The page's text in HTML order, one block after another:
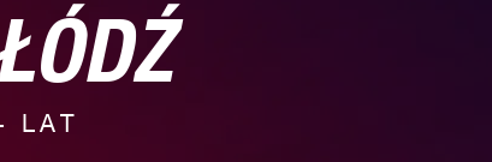
LAT